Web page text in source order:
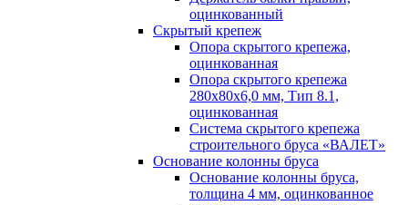
оцинкованный
Скрытый крепеж
Опора скрытого крепежа,
оцинкованная
Опора скрытого крепежа
280х80х6,0 мм, Тип 8.1,
оцинкованная
Система скрытого крепежа
строительного бруса «ВАЛЕТ»
Основание колонны бруса
Основание колонны бруса,
толщина 4 мм, оцинкованное